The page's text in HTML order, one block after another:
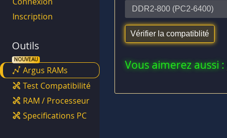
Vous aimerez aussi :
Inscription
Outils
Argus RAMs
Test Compatibilité
RAM / Processeur
Specifications PC